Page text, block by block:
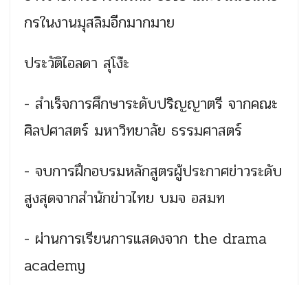
กรในงานมุสลิมอีกมากมาย
ประวัติไอลดา สุโง๊ะ
- สำเร็จการศึกษาระดับปริญญาตรี จากคณะ
ศิลปศาสตร์ มหาวิทยาลัย ธรรมศาสตร์
- จบการฝึกอบรมหลักสูตรผู้ประกาศข่าวระดับ
สูงสุดจากสำนักข่าวไทย บมจ อสมท
- ผ่านการเรียนการแสดงจาก the drama
academy